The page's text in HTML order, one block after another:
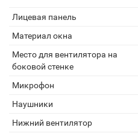
Лицевая панель
Материал окна
Место для вентилятора на
боковой стенке
Микрофон
Наушники
Нижний вентилятор